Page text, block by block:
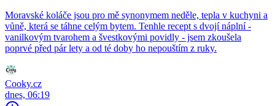
Moravské koláče jsou pro mě synonymem neděle, tepla v kuchyni a
vůně, která se táhne celým bytem. Tenhle recept s dvojí náplní -
vanilkovým tvarohem a švestkovými povidly - jsem zkoušela
poprvé před pár lety a od té doby ho nepouštím z ruky.
Cooky.cz
dnes, 06:19